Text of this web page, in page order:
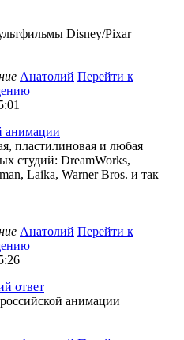
Disney/Pixar
Анатолий Перейти к
анимации
пластилиновая и любая
студий: DreamWorks,
Laika, Warner Bros. и так
Анатолий Перейти к
ответ
анимации